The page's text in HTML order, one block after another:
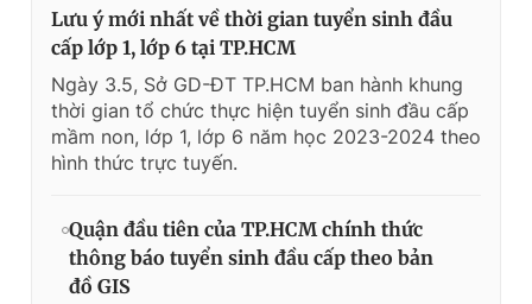
Lưu ý mới nhất về thời gian tuyển sinh đầu
cấp lớp 1, lớp 6 tại TP.HCM
Ngày 3.5, Sở GD-ĐT TP.HCM ban hành khung
thời gian tổ chức thực hiện tuyển sinh đầu cấp
mầm non, lớp 1, lớp 6 năm học 2023-2024 theo
hình thức trực tuyến.
Quận đầu tiên của TP.HCM chính thức
thông báo tuyển sinh đầu cấp theo bản
đồ GIS